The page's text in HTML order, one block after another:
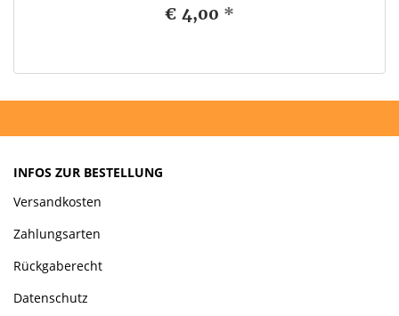
€ 4,00 *
INFOS ZUR BESTELLUNG
Versandkosten
Zahlungsarten
Rückgaberecht
Datenschutz